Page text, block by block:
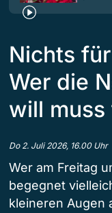
Nichts
Wer die
will muss
Do 2. Juli 2026, 16.00 Uhr
Wer am Freitag
begegnet
kleineren Augen